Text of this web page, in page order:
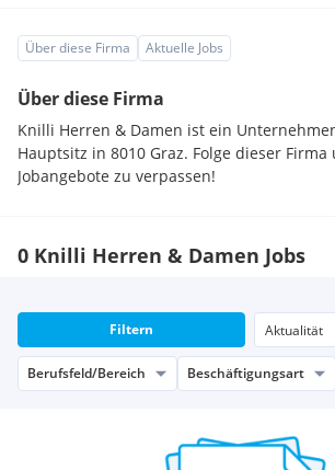
Über diese Firma Aktuelle Jobs
Über diese Firma
Knilli Herren & Damen ist ein
Hauptsitz in 8010 Graz. Folge dieser
Jobangebote zu verpassen!
0 Knilli Herren & Damen Jobs
Filtern
Berufsfeld/Bereich Beschäftigungsart